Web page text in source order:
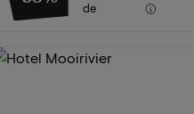
de